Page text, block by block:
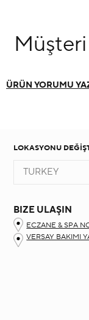
Müşteri
ÜRÜN YORUMU
LOKASYONU
TURKEY
BIZE ULAŞIN
ECZANE & SPA
VERSAY BAKIMI